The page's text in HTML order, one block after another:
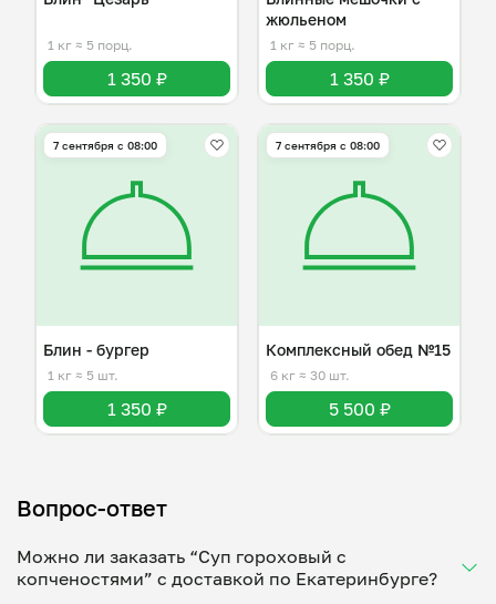
1 кг ≈ 5 порц.
1 350 ₽
жюльеном
1 кг ≈ 5 порц.
1 350 ₽
7 сентября с 08:00
Блин - бургер
1 кг ≈ 5 шт.
1 350 ₽
7 сентября с 08:00
Комплексный обед №15
6 кг ≈ 30 шт.
5 500 ₽
Вопрос-ответ
Можно ли заказать “Суп гороховый с
копченостями” с доставкой по Екатеринбурге?